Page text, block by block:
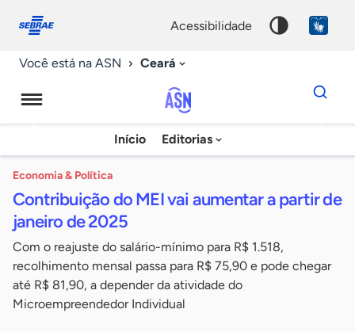
conosco
acessibilidade
Você está na ASN Ceará
Agência
Sebrae
Notícias
Início Editorias
Dados
para
chave
Economia & Política
Contribuição do MEI vai aumentar a partir de
janeiro de 2025
Com o reajuste do salário-mínimo para R$ 1.518,
recolhimento mensal passa para R$ 75,90 e pode chegar
até R$ 81,90, a depender da atividade do
Microempreendedor Individual